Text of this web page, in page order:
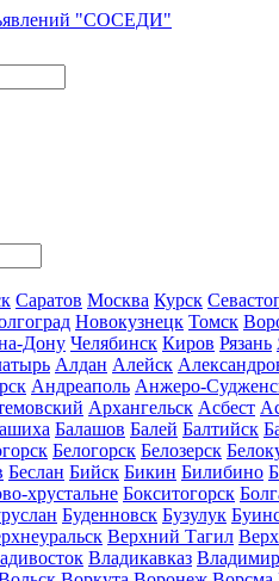
Саратов Москва Курск
Новокузнецк Томск
Дону Челябинск Киров Рязань
Алдан Алейск
Андреаполь Анжеро-
Архангельск Асбест
Балашов Балей Балтийск
Белогорск Белозерск
Беслан Бийск Бикин Билибино
хрустальне Бокситогорск
Буденновск Бузулук
Верхний Тагил
Владикавказ Владимир